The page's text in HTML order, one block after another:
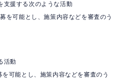
支援する次のような活動
を可能とし、施策内容などを審査のう
活動
可能とし、施策内容などを審査のう